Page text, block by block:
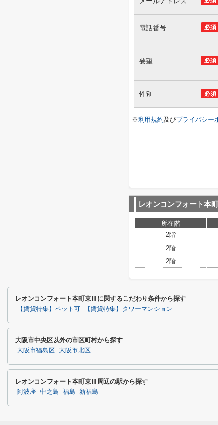
必須
電話番号
必須
要望
必須
性別
※利用規約及びプライバシー
レオンコンフォート本
所在階
2階
2階
2階
レオンコンフォート本町東Ⅲに関するこだわり条件から探す
【賃貸特集】ペット可 【賃貸特集】タワーマンション
大阪市中央区以外の市区町村から探す
大阪市福島区 大阪市北区
レオンコンフォート本町東Ⅲ周辺の駅から探す
阿波座 中之島 福島 新福島